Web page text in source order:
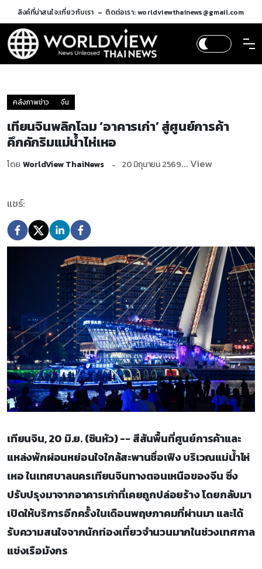
ลิงค์ที่น่าสนใจ:เกี่ยวกับเรา ติดต่อเรา: worldviewthainews@gmail.com
คลังภาพข่าว จีน
เทียนจินพลิกโฉม ‘อาคารเก่า’ สู่ศูนย์การค้า
คึกคักริมแม่น้ำไห่เหอ
โดย WorldView ThaiNews 20 มิถุนายน 2569... View
แชร์:
เทียนจิน, 20 มิ.ย. (ซินหัว) -- สีสันพื้นที่ศูนย์การค้าและ
แหล่งพักผ่อนหย่อนใจใกล้สะพานชื่อเฟิง บริเวณแม่น้ำไห่
เหอ ในเทศบาลนครเทียนจินทางตอนเหนือของจีน ซึ่ง
ปรับปรุงมาจากอาคารเก่าที่เคยถูกปล่อยร้าง โดยกลับมา
เปิดให้บริการอีกครั้งในเดือนพฤษภาคมที่ผ่านมา และได้
รับความสนใจจากนักท่องเที่ยวจำนวนมากในช่วงเทศกาล
แข่งเรือมังกร